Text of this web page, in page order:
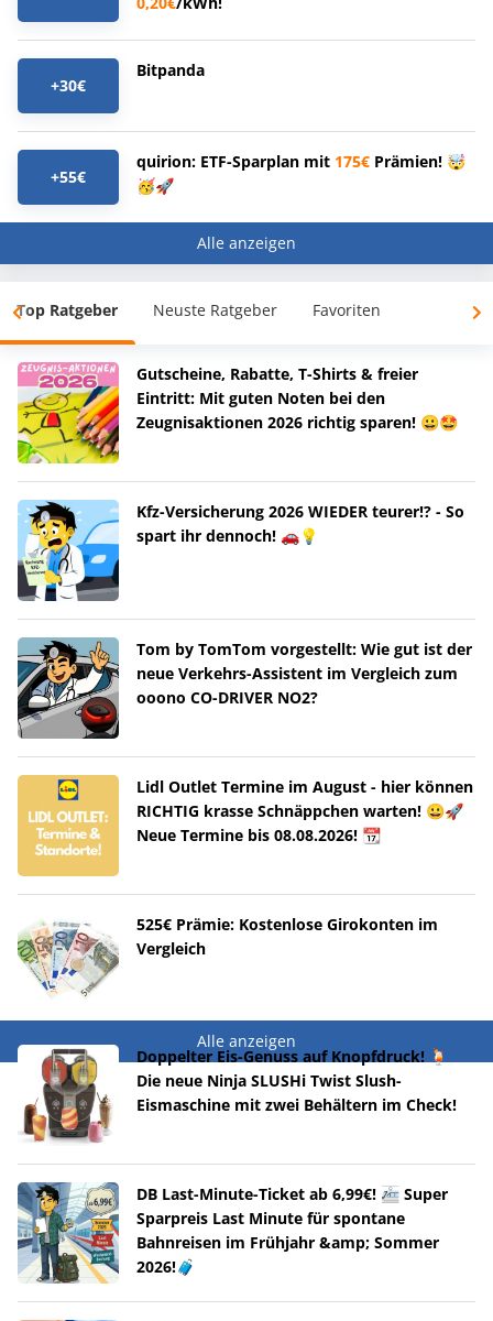
+30€
Bitpanda
+55€
quirion: ETF-Sparplan mit 175€ Prämien! 🤯
🥳🚀
Alle anzeigen
Top Ratgeber Neuste Ratgeber Favoriten
Gutscheine, Rabatte, T-Shirts & freier
Eintritt: Mit guten Noten bei den
Zeugnisaktionen 2026 richtig sparen! 😀🤩
Kfz-Versicherung 2026 WIEDER teurer!? - So
spart ihr dennoch! 🚗💡
Tom by TomTom vorgestellt: Wie gut ist der
neue Verkehrs-Assistent im Vergleich zum
ooono CO-DRIVER NO2?
Lidl Outlet Termine im August - hier können
RICHTIG krasse Schnäppchen warten! 😀🚀
Neue Termine bis 08.08.2026! 📆
525€ Prämie: Kostenlose Girokonten im
Vergleich
Alle anzeigen
Doppelter Eis-Genuss auf Knopfdruck! 🍹
Die neue Ninja SLUSHi Twist Slush-
Eismaschine mit zwei Behältern im Check!
DB Last-Minute-Ticket ab 6,99€! 🚈 Super
Sparpreis Last Minute für spontane
Bahnreisen im Frühjahr &amp; Sommer
2026!🧳